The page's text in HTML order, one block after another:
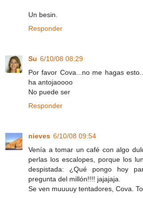
Un besin.
Responder
Su 6/10/08 08:29
Por favor Cova...no me hagas
ha antojaoooo
No puede ser
Responder
nieves 6/10/08 09:54
Venía a tomar un café con algo
perlas los escalopes, porque los
despistada: ¿Qué pongo hoy
pregunta del millón!!!! jajajaja.
Se ven muuuuy tentadores, Cova.